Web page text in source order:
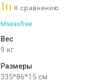
К сравнению
Mseasfree
Вес
9 кг
Размеры
335*86*15 см